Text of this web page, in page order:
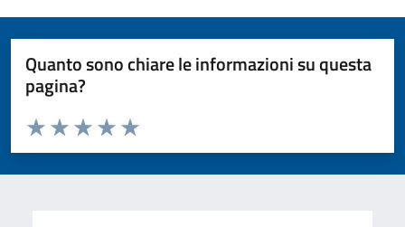
Quanto sono chiare le informazioni su questa
pagina?
Valuta da 1 a 5 stelle la pagina
Valuta 5 stelle su 5
Valuta 4 stelle su 5
Valuta 3 stelle su 5
Valuta 2 stelle su 5
Valuta 1 stelle su 5